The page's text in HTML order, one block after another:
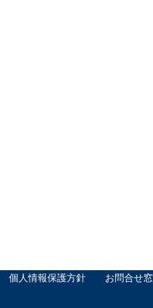
個人情報保護方針 お問合せ